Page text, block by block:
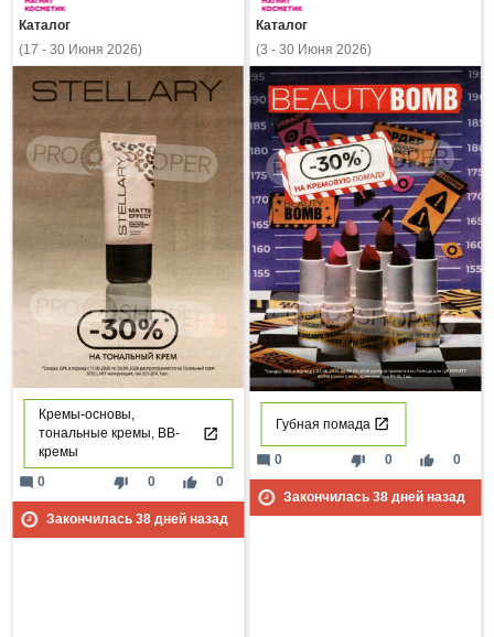
Каталог
(17 - 30 Июня 2026)
Кремы-основы,
тональные кремы, ВВ-
кремы
thumb_down 0 thumb_up 0
mode_comment 0
Закончилась 38дней назад
Каталог
(3 - 30 Июня 2026)
Губная помада
thumb_down 0 thumb_up 0
mode_comment 0
Закончилась 38дней назад